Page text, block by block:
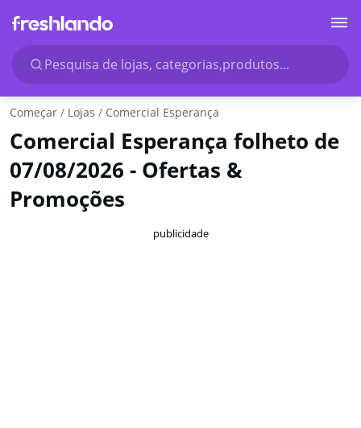
Pesquisa de lojas, categorias,produtos...
Começar Lojas Comercial Esperança
Comercial Esperança folheto de
07/08/2026 - Ofertas &
Promoções
publicidade